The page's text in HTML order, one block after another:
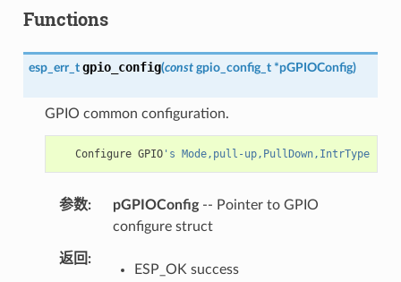
Functions
esp_err_t gpio_config(const gpio_config_t *pGPIOConfig)
GPIO common configuration.
Configure GPIO's Mode,pull-up,PullDown,IntrType
参数 pGPIOConfig-- Pointer to GPIO
configure struct
返回
ESP_OK success